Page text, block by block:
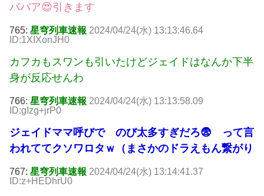
ババア😍引きます
765: 星穹列車速報 2024/04/24(水) 13:13:46.64
ID:1XIXonJH0
カフカもスワンも引いたけどジェイドはなんか下半
身が反応せんわ
766: 星穹列車速報 2024/04/24(水) 13:13:58.09
ID:gIzg+jrP0
ジェイドママ呼びで のび太多すぎだろ😨 って言
われててクソワロタｗ（まさかのドラえもん繋がり
767: 星穹列車速報 2024/04/24(水) 13:14:41.37
ID:z+HEDhrU0